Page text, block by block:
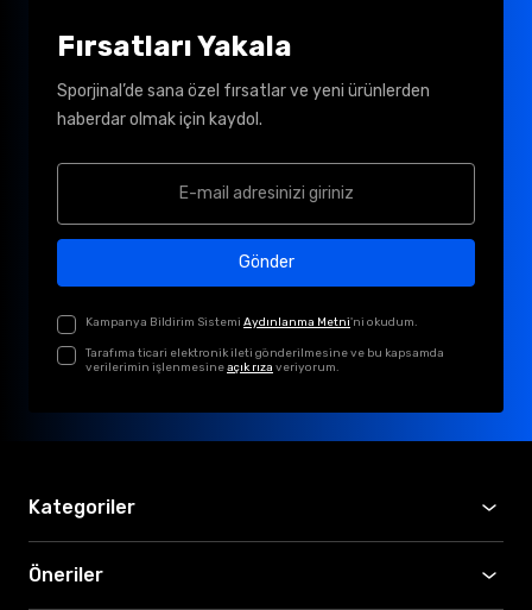
Fırsatları Yakala
Sporjinal’de sana özel fırsatlar ve yeni ürünlerden
haberdar olmak için kaydol.
Gönder
Kampanya Bildirim Sistemi Aydınlanma Metni'ni okudum.
Tarafıma ticari elektronik ileti gönderilmesine ve bu kapsamda
verilerimin işlenmesineaçık rıza veriyorum.
Kategoriler
Öneriler